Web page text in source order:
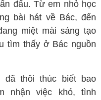
đấu. Từ em nhỏ học
bài hát về Bác, đến
miệt mài sáng tạo
tìm thấy ở Bác nguồn
đã thôi thúc biết bao
nhận việc khó, tình